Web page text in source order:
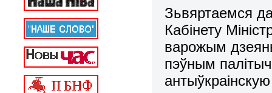
Зьвяртаемся
Кабінету
варожым
пэўным